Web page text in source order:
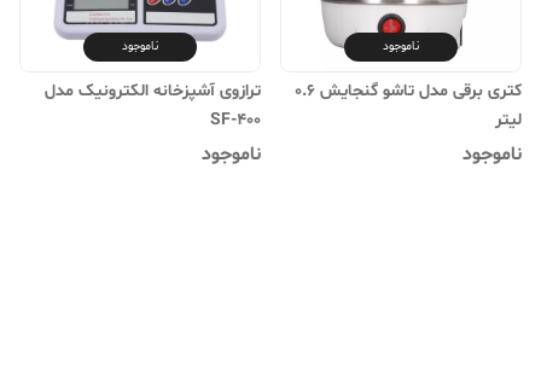
ناموجود
کتری برقی مدل تاشو گنجایش 0.6
لیتر
ناموجود
ناموجود
ترازوی آشپزخانه الکترونیک مدل
SF-400
ناموجود